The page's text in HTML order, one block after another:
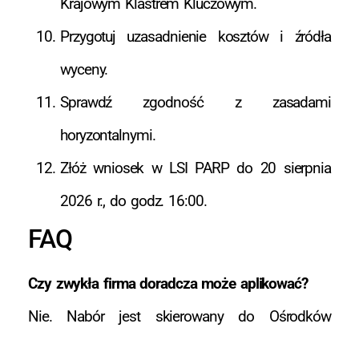
Przygotuj uzasadnienie kosztów i źródła
wyceny.
Sprawdź zgodność z zasadami
horyzontalnymi.
Złóż wniosek w LSI PARP do 20 sierpnia
2026 r., do godz. 16:00.
FAQ
Czy zwykła firma doradcza może aplikować?
Nie. Nabór jest skierowany do Ośrodków